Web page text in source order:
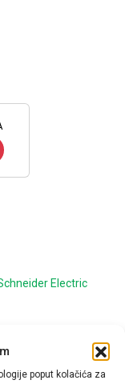
poput kolačića za
455, 3 položaja,
Electric